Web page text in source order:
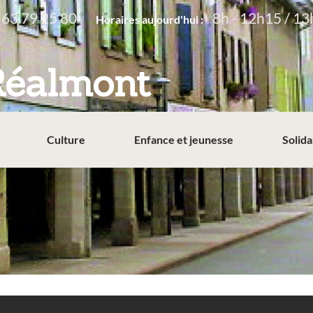
79 25 80 Horaires aujourd'hui : 8h - 12h15 /
Culture Enfance et jeunesse